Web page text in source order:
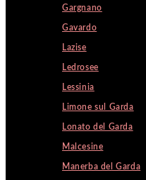
Gargnano
Gavardo
Lazise
Ledrosee
Lessinia
Limone sul Garda
Lonato del Garda
Malcesine
Manerba del Garda